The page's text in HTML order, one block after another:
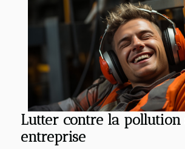
Lutter contre la pollution
entreprise